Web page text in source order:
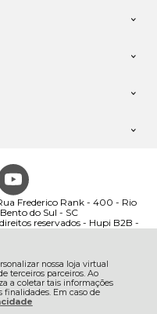
nossa loja virtual
terceiros parceiros. Ao
a coletar tais informações
finalidades. Em caso de
Frederico Rank - 400 - Rio
do Sul - SC
reservados - Hupi B2B -